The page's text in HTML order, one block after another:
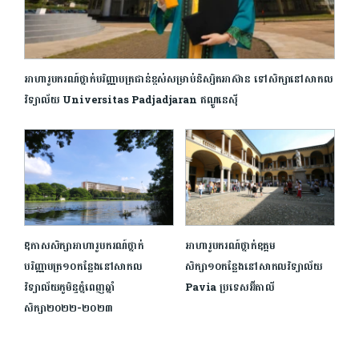
អាហារូបករណ៍ថ្នាក់បរិញ្ញាបត្រជាន់ខ្ពស់សម្រាប់និស្សិតអាស៊ាន ទៅសិក្សានៅសាកល
វិទ្យាល័យ Universitas Padjadjaran​ ឥណ្ឌូនេស៊ី
ឱកាសសិក្សាអាហារូបករណ៍ថ្នាក់
បរិញ្ញាបត្រ១០កន្លែងនៅសាកល
វិទ្យាល័យភូមិន្ទភ្នំពេញឆ្នាំ
សិក្សា២០២២-២០២៣
អាហារូបករណ៍ថ្នាក់ឧត្ដម
សិក្សា១០កន្លែងនៅសាកលវិទ្យាល័យ
Pavia ប្រទេសអ៊ីតាលី